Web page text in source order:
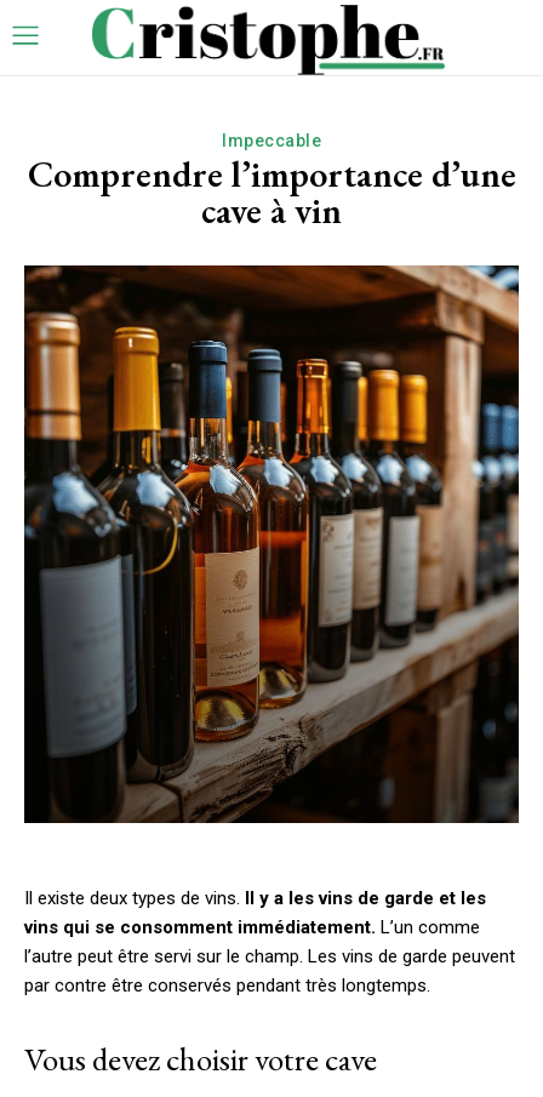
Impeccable
Comprendre l’importance d’une
cave à vin
Il existe deux types de vins. Il y a les vins de garde et les
vins qui se consomment immédiatement. L’un comme
l’autre peut être servi sur le champ. Les vins de garde peuvent
par contre être conservés pendant très longtemps.
Vous devez choisir votre cave